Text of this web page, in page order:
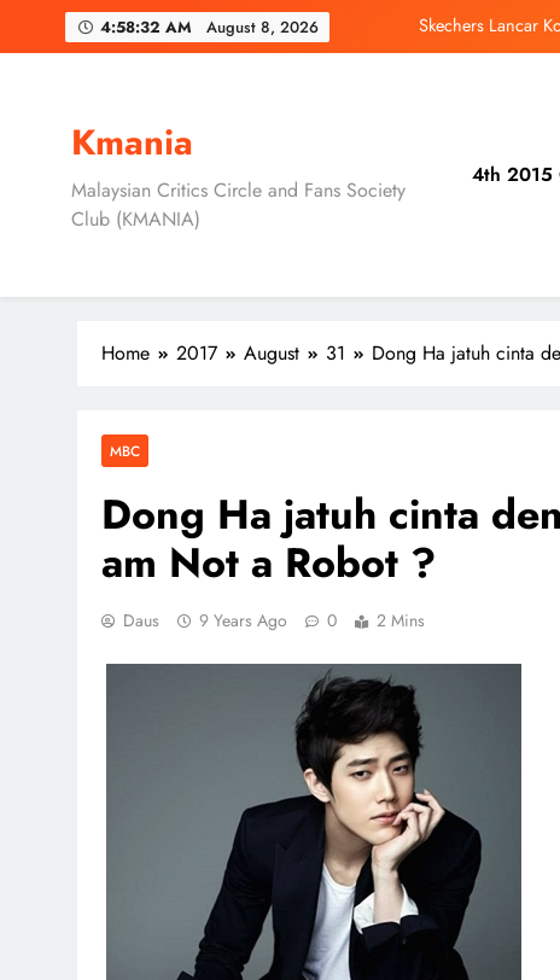
4:58:33 AM August 8, 2026 Duta Global
Skechers Lancar
Duta Global
Kmania
Malaysian Critics Circle and Fans Society
Club (KMANIA)
4th 2015
Home 2017 August 31 Dong Ha jatuh cinta
MBC
Dong Ha jatuh cinta
am Not a Robot ?
Daus 9 Years Ago 0 2 Mins